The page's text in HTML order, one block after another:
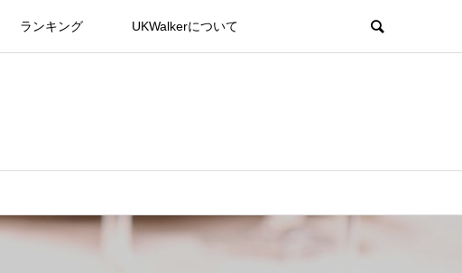
ランキング UKWalkerについて